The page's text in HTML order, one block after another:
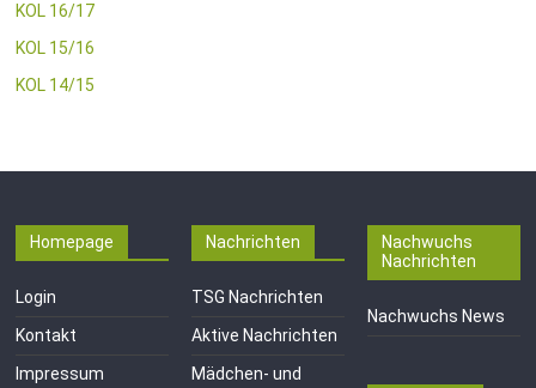
KOL 16/17
KOL 15/16
KOL 14/15
Homepage
Login
Kontakt
Impressum
Nachrichten
TSG Nachrichten
Aktive Nachrichten
Mädchen- und
Nachwuchs
Nachrichten
Nachwuchs News